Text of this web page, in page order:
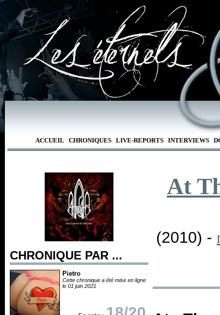
ACCUEIL CHRONIQUES LIVE-REPORTS INTERVIEWS
CHRONIQUE PAR ...
Pietro
Cette chronique a été mise en ligne
le 01 juin 2021
At
(2010) -